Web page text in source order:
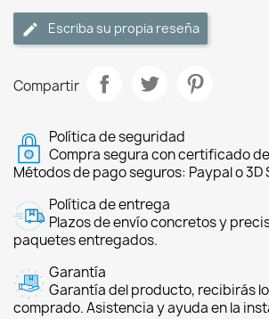
Escriba su propia reseña
Compartir
Política de seguridad
Compra segura con certificado
Métodos de pago seguros: Paypal o 3D
Política de entrega
Plazos de envío concretos y
paquetes entregados.
Garantía
Garantía del producto, recibirás
comprado. Asistencia y ayuda en la